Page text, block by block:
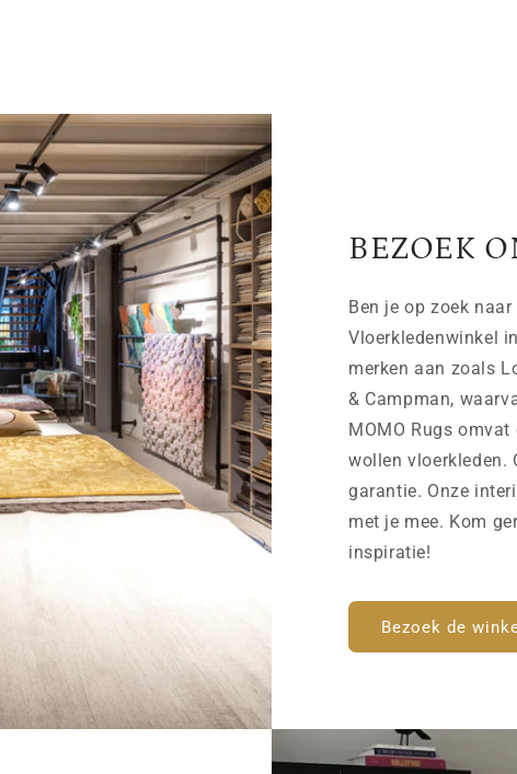
BEZOEK
Ben je op zoek
Vloerkledenwinkel
merken aan zoals
& Campman,
MOMO Rugs
wollen vloerkleden.
garantie. Onze
met je mee. Kom
inspiratie!
Bezoek de